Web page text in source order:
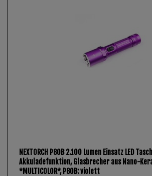
NEXTORCH P80B 2.100 Lumen Einsatz LED
Akkuladefunktion, Glasbrecher aus Nano-
*MULTICOLOR*, P80B: violett